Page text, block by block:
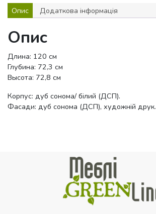
Опис Додаткова інформація
Опис
Длина: 120 см
Глубина: 72,3 см
Высота: 72,8 см
Корпус: дуб сонома/ білий (ДСП).
Фасади: дуб сонома (ДСП), художній друк.